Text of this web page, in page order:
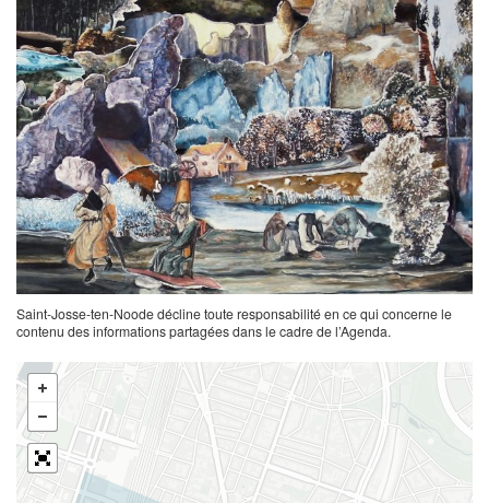
Saint-Josse-ten-Noode décline toute responsabilité en ce qui concerne le
contenu des informations partagées dans le cadre de l’Agenda.